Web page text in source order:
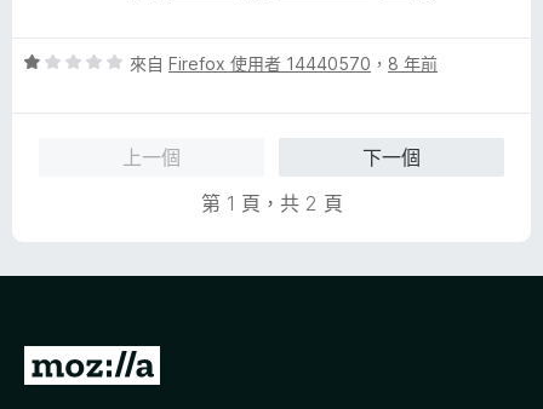
分
分
評
來自 Firefox 使用者 14440570 ， 8 年前
上一個
下一個
第 1 頁，共 2 頁
前